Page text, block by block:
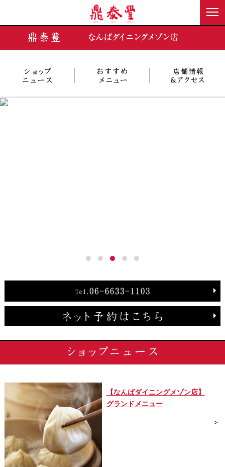
【なんばダイニングメゾン店】
グランドメニュー